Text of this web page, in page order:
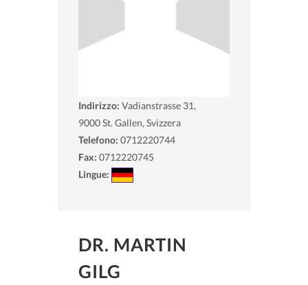
Indirizzo: Vadianstrasse 31,
9000St. Gallen, Svizzera
Telefono: 0712220744
Fax: 0712220745
Lingue:
DR. MARTIN
GILG